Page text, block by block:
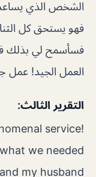
الشخص الذي
فسأسمح لي بذلك
العمل الجيد! عمل
التقرير الثالث:
service!
we needed
my husband